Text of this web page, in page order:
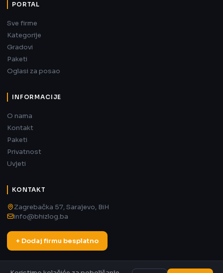
PORTAL
Sve firme
Kategorije
Gradovi
Paketi
Oglasi za posao
INFORMACIJE
O nama
Kontakt
Paketi
Privatnost
Uvjeti
KONTAKT
Zagrebačka 57, Sarajevo, BiH
info@bhizlog.ba
+ Dodaj firmu besplatno